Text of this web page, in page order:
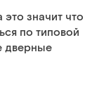
значит что
по типовой
дверные